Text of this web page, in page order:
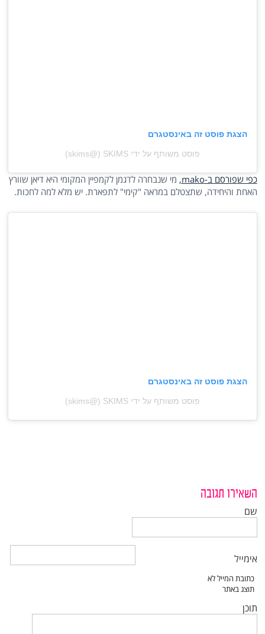
הצגת פוסט זה באינסטגרם
פוסט משותף על ידי ‏‎SKIMS‎‏ (@‏‎skims‎‏)
כפי שפורסם ב-mako,
מי שנבחרה לדגמן לקמפיין המקומי היא דיאן שוורץ
האחת והיחידה, שתצטלם במראה "קימי" לתפארת. יש מלא למה לחכות.
הצגת פוסט זה באינסטגרם
פוסט משותף על ידי ‏‎SKIMS‎‏ (@‏‎skims‎‏)
השאירו תגובה
שם
אימייל
תוכן